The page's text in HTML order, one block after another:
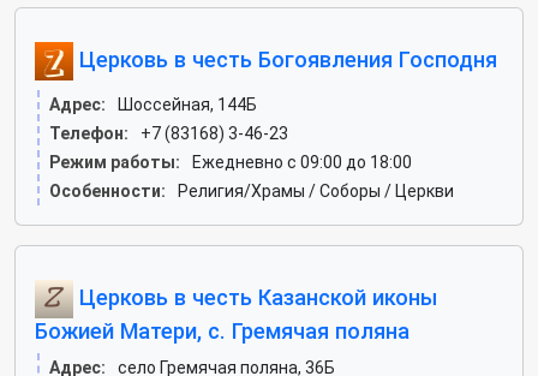
Церковь в честь Богоявления Господня
Адрес:
Шоссейная, 144Б
Телефон:
+7 (83168) 3-46-23
Режим работы:
Ежедневно с 09:00 до 18:00
Особенности:
Религия/Храмы / Соборы / Церкви
Церковь в честь Казанской иконы
Божией Матери, с. Гремячая поляна
Адрес: село Гремячая поляна, 36Б